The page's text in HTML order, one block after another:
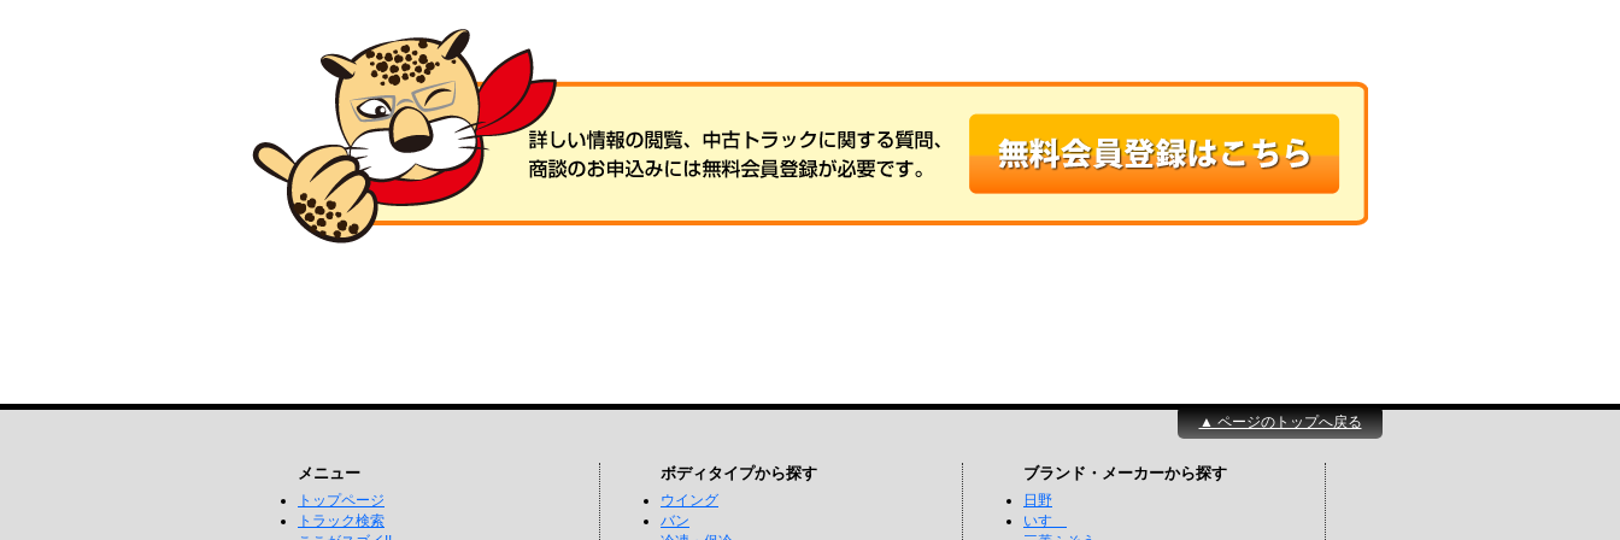
▲ ページのトップへ戻る
メニュー
トップページ
トラック検索
ボディタイプから探す
ウイング
バン
ブランド・メーカーから探す
日野
いすゞ